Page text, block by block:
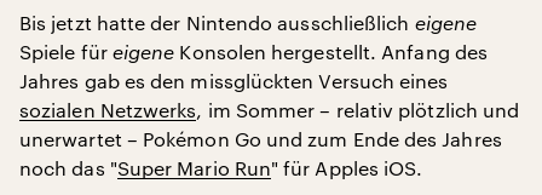
Bis jetzt hatte der Nintendo ausschließlich eigene
Spiele für eigene Konsolen hergestellt. Anfang des
Jahres gab es den missglückten Versuch eines
sozialen Netzwerks, im Sommer – relativ plötzlich und
unerwartet – Pokémon Go und zum Ende des Jahres
noch das "Super Mario Run" für Apples iOS.